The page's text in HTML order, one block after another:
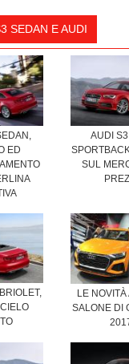
SEDAN E AUDI
ED
AUDI
SUL
LE NOVITÀ
SALONE DI